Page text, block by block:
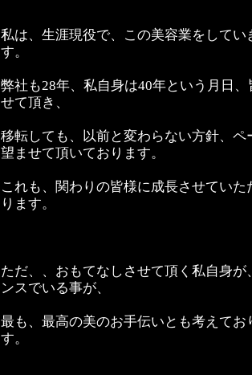
私は、生涯現役で、この美容業をして
す。
弊社も28年、私自身は40年という月日
せて頂き、
移転しても、以前と変わらない方針、
望ませて頂いております。
これも、関わりの皆様に成長させてい
ります。
ただ、、おもてなしさせて頂く私自身
ンスでいる事が、
最も、最高の美のお手伝いとも考えて
す。